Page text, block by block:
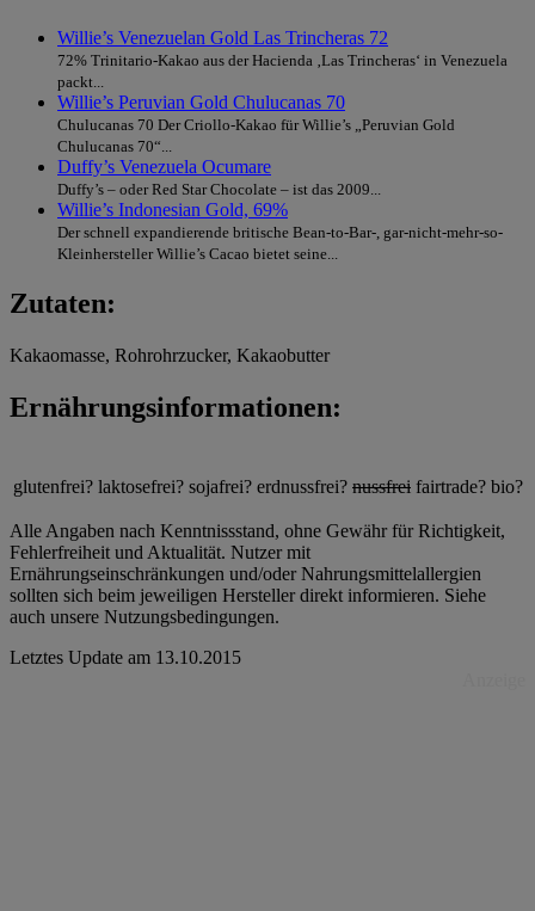
Willie’s Venezuelan Gold Las Trincheras 72
72% Trinitario-Kakao aus der Hacienda ‚Las Trincheras‘ in Venezuela
packt...
Willie’s Peruvian Gold Chulucanas 70
Chulucanas 70 Der Criollo-Kakao für Willie’s „Peruvian Gold
Chulucanas 70“...
Duffy’s Venezuela Ocumare
Duffy’s – oder Red Star Chocolate – ist das 2009...
Willie’s Indonesian Gold, 69%
Der schnell expandierende britische Bean-to-Bar-, gar-nicht-mehr-so-
Kleinhersteller Willie’s Cacao bietet seine...
Zutaten:
Kakaomasse, Rohrohrzucker, Kakaobutter
Ernährungsinformationen:
glutenfrei? laktosefrei? sojafrei? erdnussfrei? nussfrei fairtrade? bio?
Alle Angaben nach Kenntnissstand, ohne Gewähr für Richtigkeit,
Fehlerfreiheit und Aktualität. Nutzer mit
Ernährungseinschränkungen und/oder Nahrungsmittelallergien
sollten sich beim jeweiligen Hersteller direkt informieren. Siehe
auch unsere Nutzungsbedingungen.
Letztes Update am 13.10.2015